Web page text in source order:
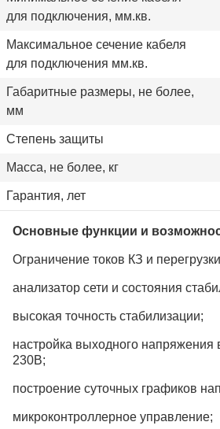
для подключения, мм.кв.
Максимальное сечение кабеля
для подключения мм.кв.
Габаритные размеры, не более,
мм
Степень защиты
Масса, не более, кг
Гарантия, лет
Основные функции и
Ограничение токов КЗ и
анализатор сети и состояния
высокая точность стабилизации;
настройка выходного напряжения
230В;
построение суточных графиков
микроконтроллерное управление;